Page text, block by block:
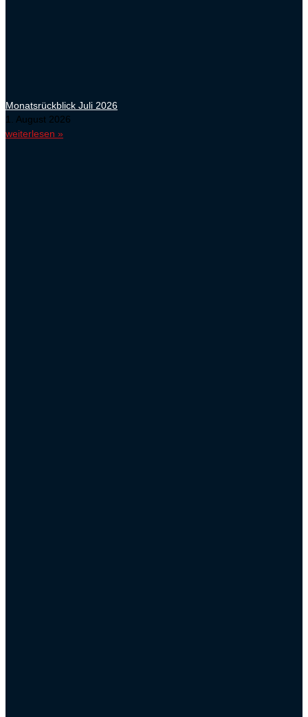
Monatsrückblick Juli 2026
1. August 2026
weiterlesen »